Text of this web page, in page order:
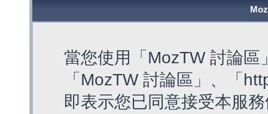
當您使用「MozTW 討論
「MozTW 討論區」、「
即表示您已同意接受本服